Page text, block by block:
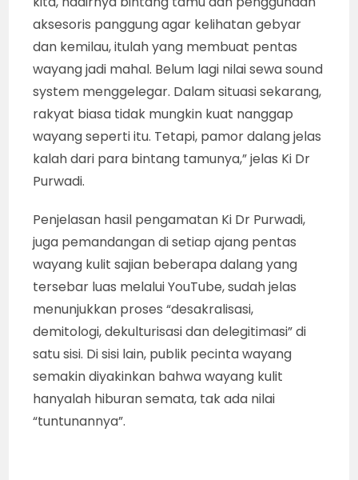
Majapahit, Demak, Pajang hingga Mataram
Kartasura,” sebutnya.
Pentas wayang yang mengedukasi publik agar
kembali ke “marwah” seni pedalangan
sebagai “tuntunan” selain tontonan, harus
menghilangkan hal-hal buruk dan “sesat”
yang selama ini “dijejalkan” kepada publik.
Sajian tak berkelas dan tak berkualitas di
dan perang, harus dikurangi dan banyak
menampilkan sisi kebahagiaan, kedamaian
dan optimisme kehidupan di masa depan.
SEBENARNYA BERUNTUNG : Kraton Mataram
Surakarta sebenarnya beruntung memiliki
seorang “putra-dalem” yang memiliki
kemampuan sebagai dalang “semi-pro”.
Tetapi sayang, dirinya tak bisa menjaga nama
besar kraton sebagai sumber Budaya Jawa,